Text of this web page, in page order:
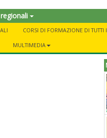
CORSI DI FORMAZIONE DI TUTTI I
MULTIMEDIA